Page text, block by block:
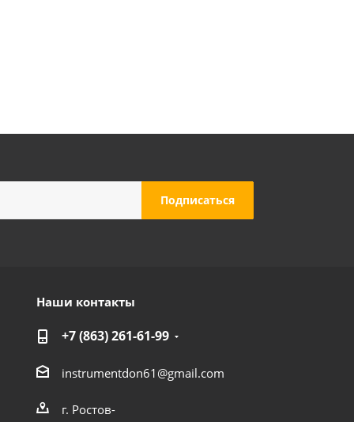
Наши контакты
+7 (863) 261-61-99
instrumentdon61@gmail.com
г. Ростов-